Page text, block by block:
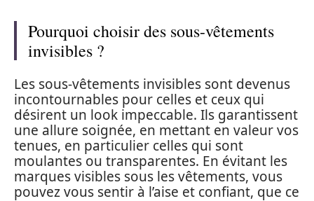
Pourquoi choisir des sous-vêtements
invisibles ?
Les sous-vêtements invisibles sont devenus
incontournables pour celles et ceux qui
désirent un look impeccable. Ils garantissent
une allure soignée, en mettant en valeur vos
tenues, en particulier celles qui sont
moulantes ou transparentes. En évitant les
marques visibles sous les vêtements, vous
pouvez vous sentir à l’aise et confiant, que ce